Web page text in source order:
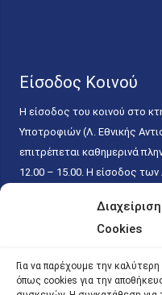
Cookies
Για να παρέχουμε την
όπως cookies για την
Είσοδος Κοινού
Η είσοδος του κοινού στο
Υποτροφιών (Λ. Εθνικής
επιτρέπεται καθημερινά
12.00 – 15.00. Η είσοδος των
κάθε εργάσιμη ημέρα και
περιορισμό. Η είσοδος του
15.00. Η εξυπηρέτηση του